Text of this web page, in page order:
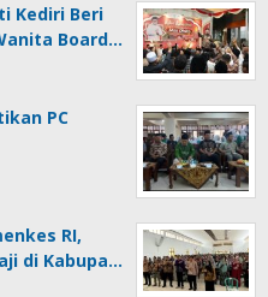
Kediri Beri
Board…
PC
RI,
di Kabupa…